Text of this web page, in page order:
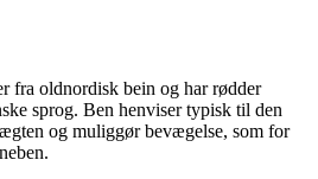
fra oldnordisk bein og har rødder
sprog. Ben henviser typisk til den
og muliggør bevægelse, som for